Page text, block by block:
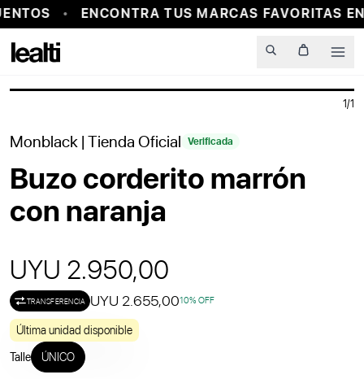
ENCONTRA TUS MARCAS FAVORITAS
PROBADOR VIRTUAL
1/1
Monblack | Tienda Oficial Verificada
Buzo corderito marrón
con naranja
UYU 2.950,00
TRANSFERENCIA UYU 2.655,0010% OFF
Última unidad disponible
Talle ÚNICO